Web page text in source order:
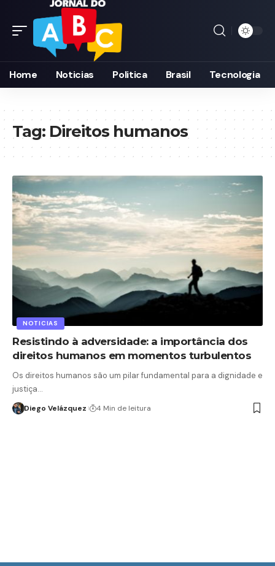
Home Noticias Politica Brasil Tecnologia
Tag: Direitos humanos
NOTICIAS
Resistindo à adversidade: a importância dos
direitos humanos em momentos turbulentos
Os direitos humanos são um pilar fundamental para a dignidade e
justiça…
Diego Velázquez 4 Min de leitura